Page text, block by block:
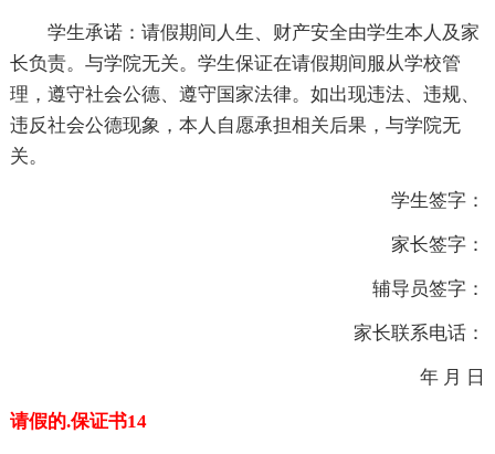
学生承诺：请假期间人生、财产安全由学生本人及家
长负责。与学院无关。学生保证在请假期间服从学校管
理，遵守社会公德、遵守国家法律。如出现违法、违规、
违反社会公德现象，本人自愿承担相关后果，与学院无
关。
学生签字：
家长签字：
辅导员签字：
家长联系电话：
年 月 日
请假的.保证书14